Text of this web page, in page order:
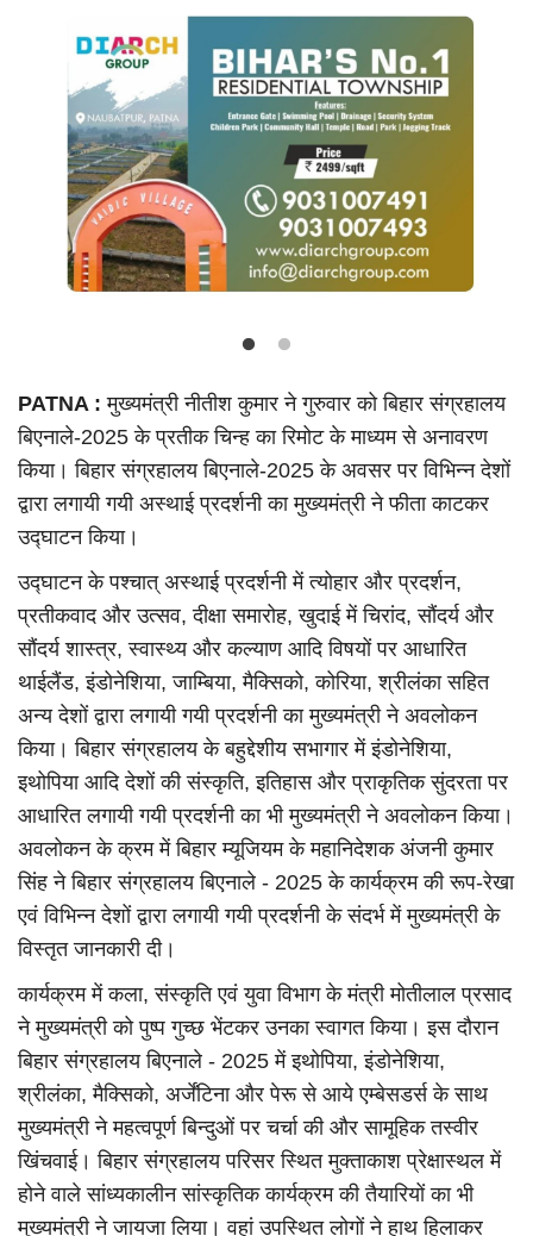
English
PATNA : मुख्यमंत्री नीतीश कुमार ने गुरुवार को बिहार संग्रहालय
बिएनाले-2025 के प्रतीक चिन्ह का रिमोट के माध्यम से अनावरण
किया। बिहार संग्रहालय बिएनाले-2025 के अवसर पर विभिन्न देशों
द्वारा लगायी गयी अस्थाई प्रदर्शनी का मुख्यमंत्री ने फीता काटकर
उद्घाटन किया।
उद्घाटन के पश्चात् अस्थाई प्रदर्शनी में त्योहार और प्रदर्शन,
प्रतीकवाद और उत्सव, दीक्षा समारोह, खुदाई में चिरांद, सौंदर्य और
सौंदर्य शास्त्र, स्वास्थ्य और कल्याण आदि विषयों पर आधारित
थाईलैंड, इंडोनेशिया, जाम्बिया, मैक्सिको, कोरिया, श्रीलंका सहित
अन्य देशों द्वारा लगायी गयी प्रदर्शनी का मुख्यमंत्री ने अवलोकन
किया। बिहार संग्रहालय के बहुद्देशीय सभागार में इंडोनेशिया,
इथोपिया आदि देशों की संस्कृति, इतिहास और प्राकृतिक सुंदरता पर
आधारित लगायी गयी प्रदर्शनी का भी मुख्यमंत्री ने अवलोकन किया।
अवलोकन के क्रम में बिहार म्यूजियम के महानिदेशक अंजनी कुमार
सिंह ने बिहार संग्रहालय बिएनाले - 2025 के कार्यक्रम की रूप-रेखा
एवं विभिन्न देशों द्वारा लगायी गयी प्रदर्शनी के संदर्भ में मुख्यमंत्री के
विस्तृत जानकारी दी।
कार्यक्रम में कला, संस्कृति एवं युवा विभाग के मंत्री मोतीलाल प्रसाद
ने मुख्यमंत्री को पुष्प गुच्छ भेंटकर उनका स्वागत किया। इस दौरान
बिहार संग्रहालय बिएनाले - 2025 में इथोपिया, इंडोनेशिया,
श्रीलंका, मैक्सिको, अर्जेंटिना और पेरू से आये एम्बेसडर्स के साथ
मुख्यमंत्री ने महत्वपूर्ण बिन्दुओं पर चर्चा की और सामूहिक तस्वीर
खिंचवाई। बिहार संग्रहालय परिसर स्थित मुक्ताकाश प्रेक्षास्थल में
होने वाले सांध्यकालीन सांस्कृतिक कार्यक्रम की तैयारियों का भी
मुख्यमंत्री ने जायजा लिया। वहां उपस्थित लोगों ने हाथ हिलाकर